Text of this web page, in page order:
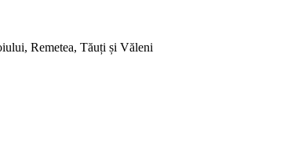
Remetea, Tăuți și Văleni